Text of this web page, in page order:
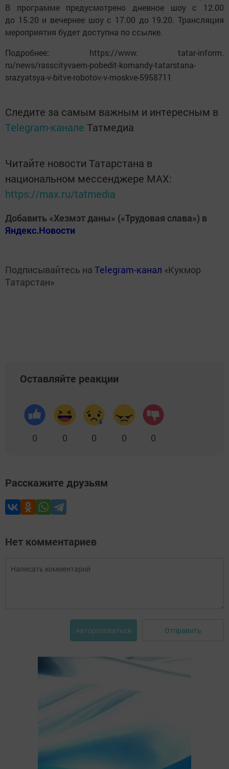
В программе предусмотрено дневное шоу с 12.00
до 15.20 и вечернее шоу с 17.00 до 19.20. Трансляция
мероприятия будет доступна по ссылке.
Подробнее: https://www. tatar-inform.
ru/news/rasscityvaem-pobedit-komandy-tatarstana-
srazyatsya-v-bitve-robotov-v-moskve-5958711
Следите за самым важным и интересным в
Telegram-канале Татмедиа
Читайте новости Татарстана в
национальном мессенджере MАХ:
https://max.ru/tatmedia
Добавить «Хезмэт даны» («Трудовая слава») в
Яндекс.Новости
Подписывайтесь на Telegram-канал «Кукмор
Татарстан»
Оставляйте реакции
0 0 0 0 0
Расскажите друзьям
Нет комментариев
Авторизоваться Отправить